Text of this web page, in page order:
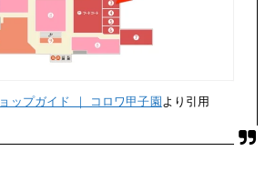
ップガイド ｜ コロワ甲子園 より引用